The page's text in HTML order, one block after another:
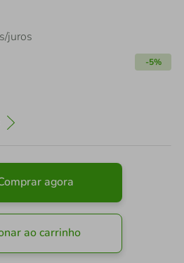
s/juros
-5%
agora
ao carrinho